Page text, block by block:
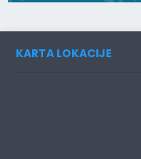
KARTA LOKACIJE